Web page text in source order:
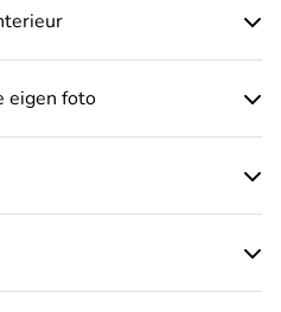
eigen foto